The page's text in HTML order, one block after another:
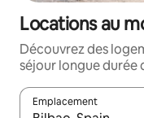
Locations au
Découvrez des
séjour longue durée
Emplacement